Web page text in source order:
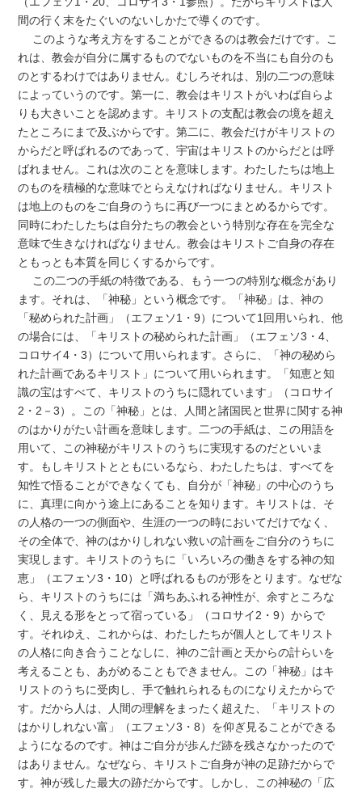
間の行く末をたぐいのないしかたで導くのです。
このような考え方をすることができるのは教会だけです。こ
れは、教会が自分に属するものでないものを不当にも自分のも
のとするわけではありません。むしろそれは、別の二つの意味
によっていうのです。第一に、教会はキリストがいわば自らよ
りも大きいことを認めます。キリストの支配は教会の境を超え
たところにまで及ぶからです。第二に、教会だけがキリストの
からだと呼ばれるのであって、宇宙はキリストのからだとは呼
ばれません。これは次のことを意味します。わたしたちは地上
のものを積極的な意味でとらえなければなりません。キリスト
は地上のものをご自身のうちに再び一つにまとめるからです。
同時にわたしたちは自分たちの教会という特別な存在を完全な
意味で生きなければなりません。教会はキリストご自身の存在
ともっとも本質を同じくするからです。
この二つの手紙の特徴である、もう一つの特別な概念があり
ます。それは、「神秘」という概念です。「神秘」は、神の
「秘められた計画」（エフェソ1・9）について1回用いられ、他
の場合には、「キリストの秘められた計画」（エフェソ3・4、
コロサイ4・3）について用いられます。さらに、「神の秘めら
れた計画であるキリスト」について用いられます。「知恵と知
識の宝はすべて、キリストのうちに隠れています」（コロサイ
2・2－3）。この「神秘」とは、人間と諸国民と世界に関する神
のはかりがたい計画を意味します。二つの手紙は、この用語を
用いて、この神秘がキリストのうちに実現するのだといいま
す。もしキリストとともにいるなら、わたしたちは、すべてを
知性で悟ることができなくても、自分が「神秘」の中心のうち
に、真理に向かう途上にあることを知ります。キリストは、そ
の人格の一つの側面や、生涯の一つの時においてだけでなく、
その全体で、神のはかりしれない救いの計画をご自分のうちに
実現します。キリストのうちに「いろいろの働きをする神の知
恵」（エフェソ3・10）と呼ばれるものが形をとります。なぜな
ら、キリストのうちには「満ちあふれる神性が、余すところな
く、見える形をとって宿っている」（コロサイ2・9）からで
す。それゆえ、これからは、わたしたちが個人としてキリスト
の人格に向き合うことなしに、神のご計画と天からの計らいを
考えることも、あがめることもできません。この「神秘」はキ
リストのうちに受肉し、手で触れられるものになりえたからで
す。だから人は、人間の理解をまったく超えた、「キリストの
はかりしれない富」（エフェソ3・8）を仰ぎ見ることができる
ようになるのです。神はご自分が歩んだ跡を残さなかったので
はありません。なぜなら、キリストご自身が神の足跡だからで
す。神が残した最大の跡だからです。しかし、この神秘の「広